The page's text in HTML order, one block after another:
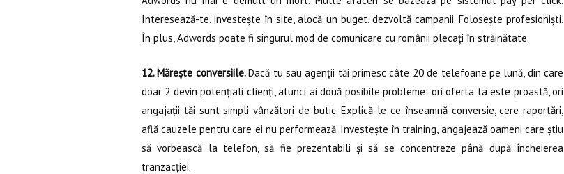
Interesează-te, investește în site, alocă un buget, dezvoltă campanii. Folosește profesioniști.
În plus, Adwords poate fi singurul mod de comunicare cu românii plecați în străinătate.
12. Mărește conversiile.Dacă tu sau agenții tăi primesc câte 20 de telefoane pe lună, din care
doar 2 devin potențiali clienți, atunci ai două posibile probleme: ori oferta ta este proastă, ori
angajații tăi sunt simpli vânzători de butic. Explică-le ce înseamnă conversie, cere raportări,
află cauzele pentru care ei nu performează. Investește în training, angajează oameni care știu
să vorbească la telefon, să fie prezentabili și să se concentreze până după încheierea
tranzacției.